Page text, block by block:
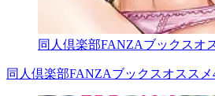
同人倶楽部FANZAブックスオ
同人倶楽部FANZAブックスオススメ